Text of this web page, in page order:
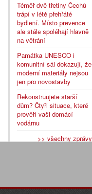
Téměř dvě třetiny Čechů
trápí v létě přehřáté
bydlení. Místo prevence
ale stále spoléhají hlavně
na větrání
Památka UNESCO i
komunitní sál dokazují, že
moderní materiály nejsou
jen pro novostavby
Rekonstruujete starší
dům? Čtyři situace, které
prověří vaši domácí
vodárnu
>> všechny zprávy